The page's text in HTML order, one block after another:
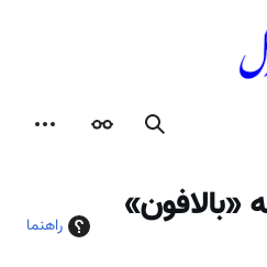
جستجوظاهر
راهنما